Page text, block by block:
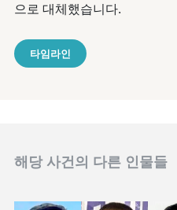
으로 대체했습니다.
타임라인
해당 사건의 다른 인물들